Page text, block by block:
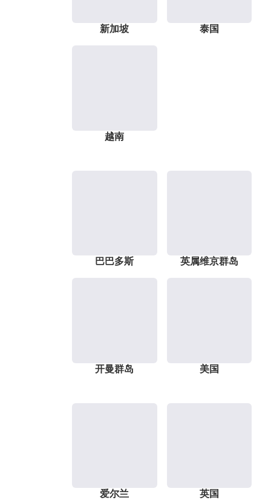
新加坡 泰国
越南
巴巴多斯 英属维京群岛
开曼群岛 美国
爱尔兰 英国